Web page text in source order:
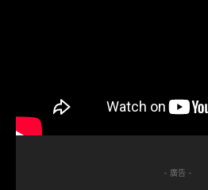
- 廣告 -